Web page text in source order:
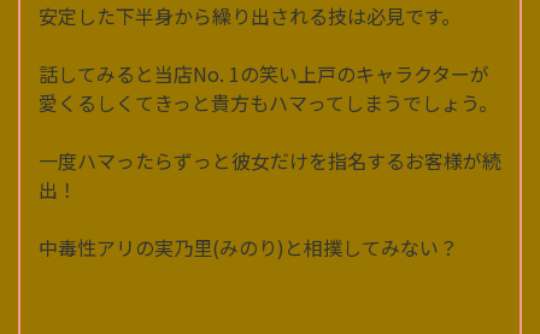
安定した下半身から繰り出される技は必見です。
話してみると当店No. 1の笑い上戸のキャラクターが
愛くるしくてきっと貴方もハマってしまうでしょう。
一度ハマったらずっと彼女だけを指名するお客様が続
出！
中毒性アリの実乃里(みのり)と相撲してみない？